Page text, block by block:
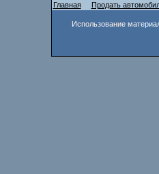
Главная
Продать
Использование